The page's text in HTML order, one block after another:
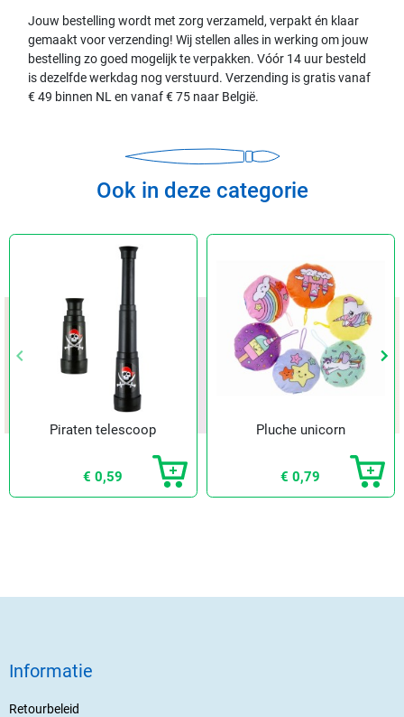
Vorige
keyboard_arrow_left keyboard_arrow_right
Jouw bestelling wordt met zorg verzameld, verpakt én klaar
gemaakt voor verzending! Wij stellen alles in werking om jouw
bestelling zo goed mogelijk te verpakken. Vóór 14 uur besteld
is dezelfde werkdag nog verstuurd. Verzending is gratis vanaf
€ 49 binnen NL en vanaf € 75 naar België.
Ook in deze categorie
Vorige
keyboard_arrow_left keyboard_arrow_right
Piraten telescoop
€ 0,59
Pluche unicorn
€ 0,79
Informatie
Retourbeleid